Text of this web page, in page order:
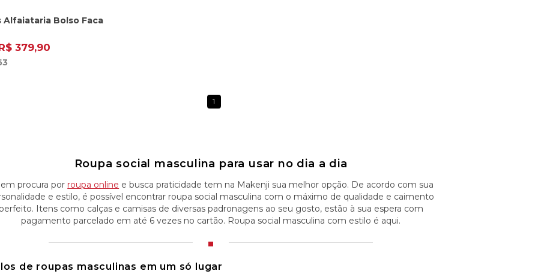
Alfaiataria Bolso Faca
379,90
1
Roupa social masculina para usar no dia a dia
procura por roupa online e busca praticidade tem na Makenji sua melhor opção. De acordo com sua
e estilo, é possível encontrar roupa social masculina com o máximo de qualidade e caimento
Itens como calças e camisas de diversas padronagens ao seu gosto, estão à sua espera com
pagamento parcelado em até 6 vezes no cartão. Roupa social masculina com estilo é aqui.
de roupas masculinas em um só lugar